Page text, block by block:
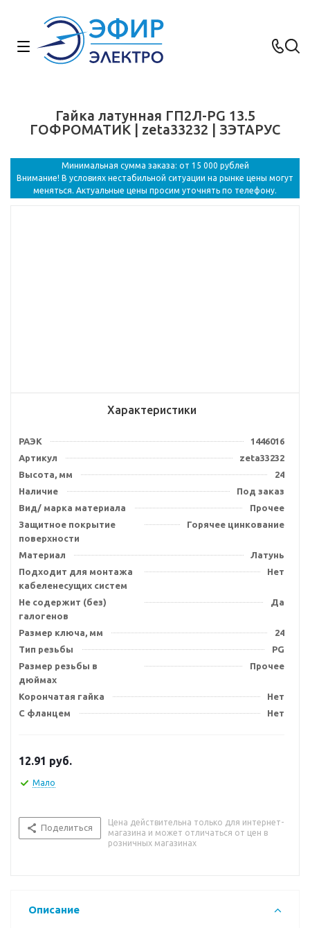
Гайка латунная ГП2Л-PG 13.5
ГОФРОМАТИК | zeta33232 | ЗЭТАРУС
Минимальная сумма заказа: от 15 000 рублей
Внимание! В условиях нестабильной ситуации на рынке цены могут
меняться. Актуальные цены просим уточнять по телефону.
Характеристики
РАЭК
1446016
Артикул
zeta33232
Высота, мм
24
Наличие
Под заказ
Вид/ марка материала
Прочее
Защитное покрытие
поверхности
Горячее цинкование
Материал
Латунь
Подходит для монтажа
кабеленесущих систем
Нет
Не содержит (без)
галогенов
Да
Размер ключа, мм
24
Тип резьбы
PG
Размер резьбы в
дюймах
Прочее
Корончатая гайка
Нет
С фланцем
Нет
12.91 руб.
Мало
Поделиться
Цена действительна только для интернет-
магазина и может отличаться от цен в
розничных магазинах
Описание